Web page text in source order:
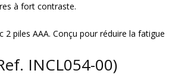
à fort contraste.
2 piles AAA. Conçu pour réduire la fatigue
INCL054-00)